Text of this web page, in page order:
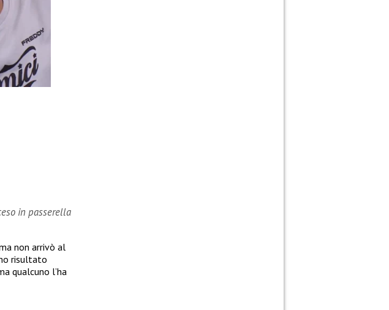
in passerella
non arrivò al
risultato
qualcuno l’ha